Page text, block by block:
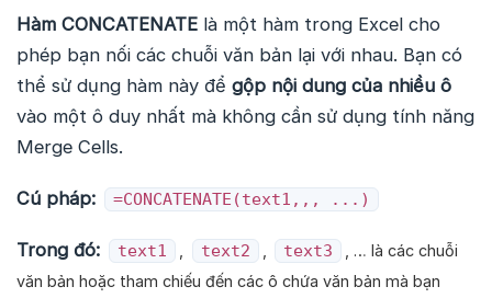
Hàm CONCATENATE là một hàm trong Excel cho
phép bạn nối các chuỗi văn bản lại với nhau. Bạn có
thể sử dụng hàm này để gộp nội dung của nhiều ô
vào một ô duy nhất mà không cần sử dụng tính năng
Merge Cells.
Cú pháp: =CONCATENATE(text1,,, ...)
Trong đó: text1 text2 text3
, … là các chuỗi
văn bản hoặc tham chiếu đến các ô chứa văn bản mà bạn